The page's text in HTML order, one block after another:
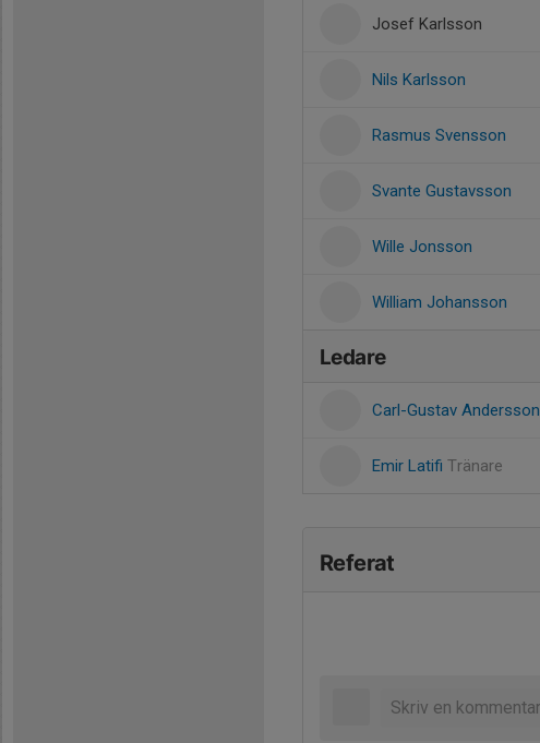
Josef Karlsson
Nils Karlsson
Rasmus Svensson
Svante Gustavsson
Wille Jonsson
William Johansson
Ledare
Carl-Gustav Andersson
Emir Latifi Tränare
Referat